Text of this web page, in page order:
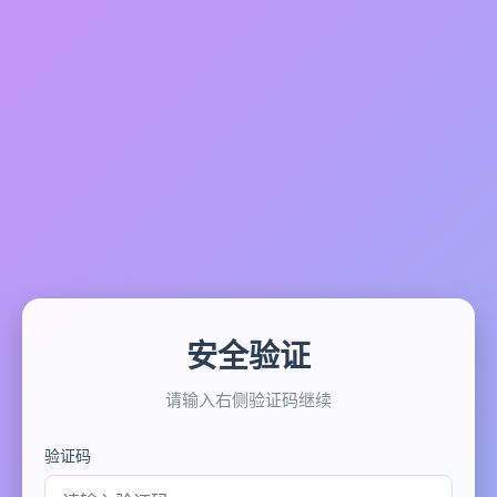
安全验证
请输入右侧验证码继续
验证码